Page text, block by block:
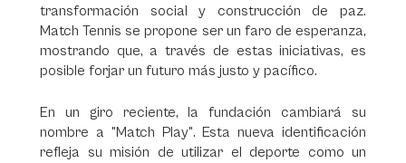
transformación social y construcción de paz.
Match Tennis se propone ser un faro de esperanza,
mostrando que, a través de estas iniciativas, es
posible forjar un futuro más justo y pacífico.
En un giro reciente, la fundación cambiará su
nombre a "Match Play". Esta nueva identificación
refleja su misión de utilizar el deporte como un